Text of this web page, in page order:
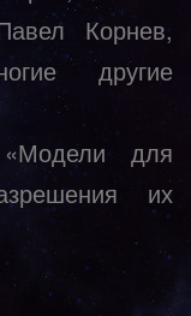
Корнев,
другие
для
их